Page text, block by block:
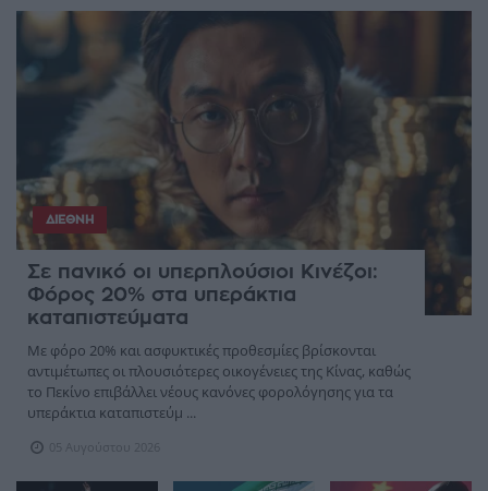
ΔΙΕΘΝΉ
Σε πανικό οι υπερπλούσιοι Κινέζοι:
Φόρος 20% στα υπεράκτια
καταπιστεύματα
Με φόρο 20% και ασφυκτικές προθεσμίες βρίσκονται
αντιμέτωπες οι πλουσιότερες οικογένειες της Κίνας, καθώς
το Πεκίνο επιβάλλει νέους κανόνες φορολόγησης για τα
υπεράκτια καταπιστεύμ ...
05 Αυγούστου 2026